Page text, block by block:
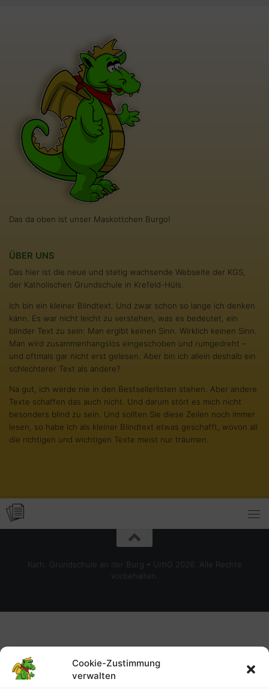
Cookie-Zustimmung
verwalten
Das da oben ist unser Maskottchen Burgo!
ÜBER UNS
Das hier ist die neue und stetig wachsende Webseite der KGS,
der Katholischen Grundschule in Krefeld-Hüls.
Ich bin ein kleiner Blindtext. Und zwar schon so lange ich denken
kann. Es war nicht leicht zu verstehen, was es bedeutet, ein
blinder Text zu sein: Man ergibt keinen Sinn. Wirklich keinen Sinn.
Man wird zusammenhangslos eingeschoben und rumgedreht –
und oftmals gar nicht erst gelesen. Aber bin ich allein deshalb ein
schlechterer Text als andere?
Na gut, ich werde nie in den Bestsellerlisten stehen. Aber andere
Texte schaffen das auch nicht. Und darum stört es mich nicht
besonders blind zu sein. Und sollten Sie diese Zeilen noch immer
lesen, so habe ich als kleiner Blindtext etwas geschafft, wovon all
die richtigen und wichtigen Texte meist nur träumen.
Kath. Grundschule an der Burg • UrhG 2026. Alle Rechte
vorbehalten.